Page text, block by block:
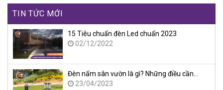
TIN TỨC MỚI
15 Tiêu chuẩn đèn Led chuẩn 2023
02/12/2022
Đèn nấm sân vườn là gì? Những điều cần…
23/04/2023